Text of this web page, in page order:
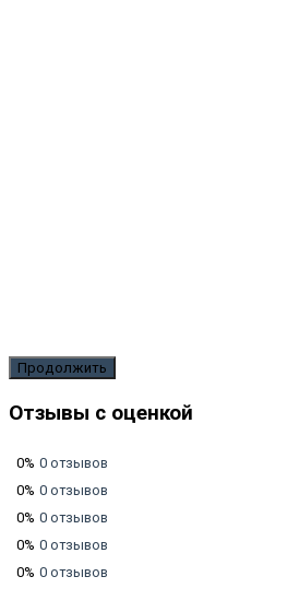
Продолжить
Отзывы с оценкой
0% 0 отзывов
0% 0 отзывов
0% 0 отзывов
0% 0 отзывов
0% 0 отзывов